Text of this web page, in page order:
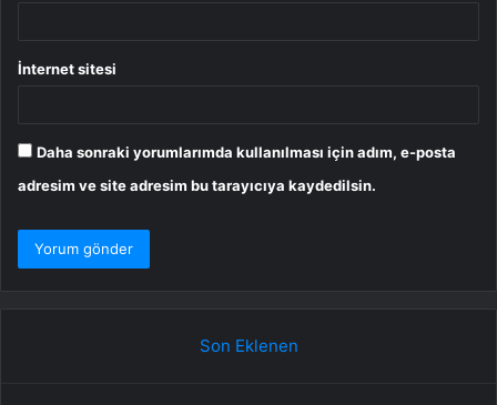
İnternet sitesi
Daha sonraki yorumlarımda kullanılması için adım, e-posta
adresim ve site adresim bu tarayıcıya kaydedilsin.
Son Eklenen